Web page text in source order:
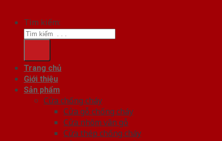
Tìm kiếm:
Trang chủ
Giới thiệu
Sản phẩm
Cửa chống cháy
Cửa gỗ chống cháy
Cửa nhôm vân gỗ
Cửa thép chống cháy